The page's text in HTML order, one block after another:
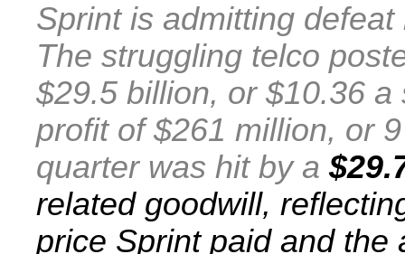
Sprint is admitting
The struggling telco
$29.5 billion, or $10.36
profit of $261 million, or
quarter was hit by a
related goodwill,
price Sprint paid and the